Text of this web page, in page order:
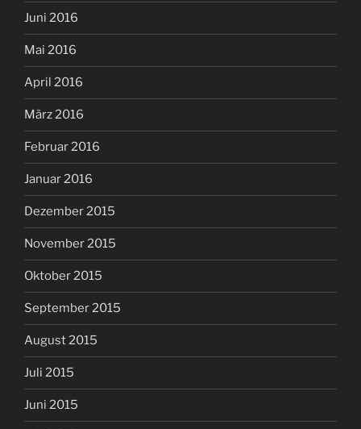
Juni 2016
Mai 2016
April 2016
März 2016
Februar 2016
Januar 2016
Dezember 2015
November 2015
Oktober 2015
September 2015
August 2015
Juli 2015
Juni 2015